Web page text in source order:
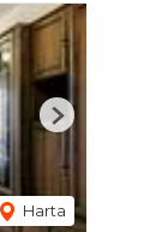
Harta
Next